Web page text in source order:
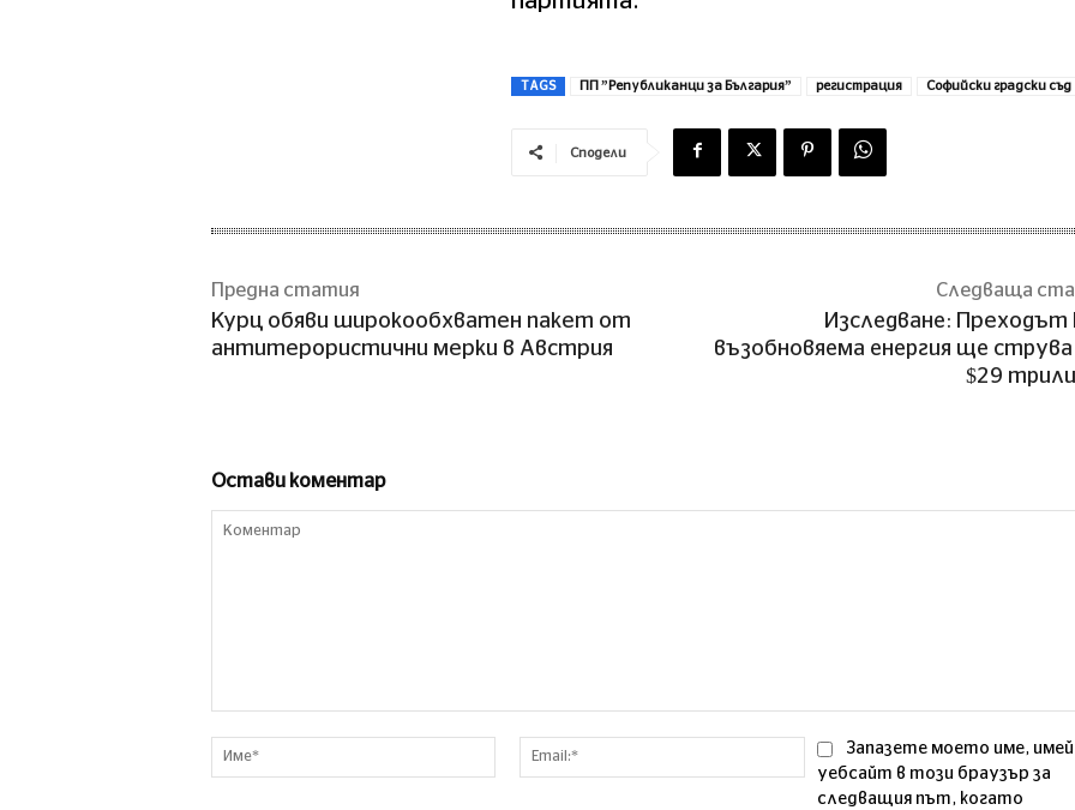
TAGS ПП ”Републиканци за България” регистрация Софийски градски съд
Сподели
Предна статия
Курц обяви широкообхватен пакет от
антитерористични мерки в Австрия
Следваща
Изcлeдвaнe: Преходът
възoбнoвяeмa eнepгия щe cтpyвa
$29
Остави коментар
Име*
Email:*Запазете моето име,
уебсайт в този браузър за
следващия път, когато